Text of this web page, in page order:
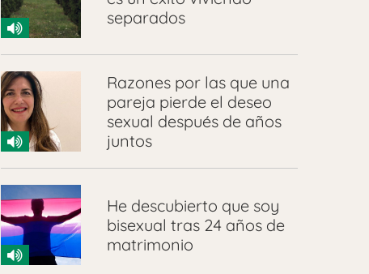
separados
Razones por las que una
pareja pierde el deseo
sexual después de años
juntos
He descubierto que soy
bisexual tras 24 años de
matrimonio